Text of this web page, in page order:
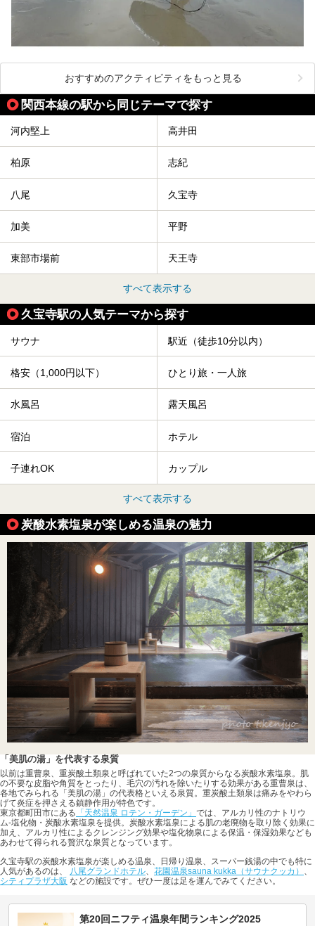
おすすめのアクティビティをもっと見る
関西本線の駅から同じテーマで探す
河内堅上 高井田
柏原 志紀
八尾 久宝寺
加美 平野
東部市場前 天王寺
すべて表示する
久宝寺駅の人気テーマから探す
サウナ 駅近（徒歩10分以内）
格安（1,000円以下） ひとり旅・一人旅
水風呂 露天風呂
宿泊 ホテル
子連れOK カップル
すべて表示する
炭酸水素塩泉が楽しめる温泉の魅力
「美肌の湯」を代表する泉質
以前は重曹泉、重炭酸土類泉と呼ばれていた2つの泉質からなる炭酸水素塩泉。肌
の不要な皮脂や角質をとったり、毛穴の汚れを除いたりする効果がある重曹泉は、
各地でみられる「美肌の湯」の代表格といえる泉質。重炭酸土類泉は痛みをやわら
げて炎症を押さえる鎮静作用が特色です。
東京都町田市にある 「天然温泉 ロテン・ガーデン」 では、アルカリ性のナトリウ
ム-塩化物・炭酸水素塩泉を提供。炭酸水素塩泉による肌の老廃物を取り除く効果に
加え、アルカリ性によるクレンジング効果や塩化物泉による保温・保湿効果なども
あわせて得られる贅沢な泉質となっています。
久宝寺駅の炭酸水素塩泉が楽しめる温泉、日帰り温泉、スーパー銭湯の中でも特に
人気があるのは、 八尾グランドホテル、 花園温泉sauna kukka（サウナクッカ） 、
シティプラザ大阪 などの施設です。ぜひ一度は足を運んでみてください。
第20回ニフティ温泉年間ランキング2025